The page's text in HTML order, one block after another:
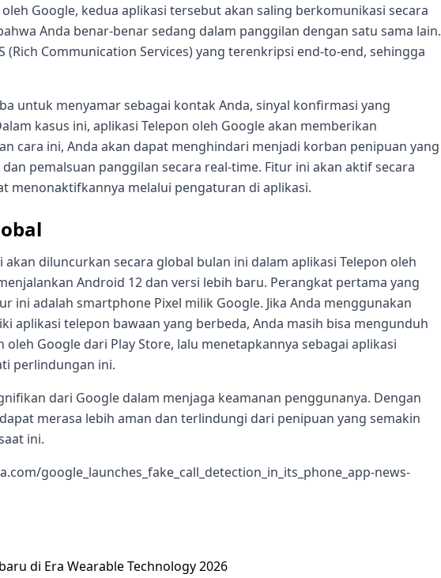
Google, kedua aplikasi tersebut akan saling berkomunikasi secara
Anda benar-benar sedang dalam panggilan dengan satu sama lain.
(Rich Communication Services) yang terenkripsi end-to-end, sehingga
untuk menyamar sebagai kontak Anda, sinyal konfirmasi yang
kasus ini, aplikasi Telepon oleh Google akan memberikan
cara ini, Anda akan dapat menghindari menjadi korban penipuan yang
pemalsuan panggilan secara real-time. Fitur ini akan aktif secara
menonaktifkannya melalui pengaturan di aplikasi.
diluncurkan secara global bulan ini dalam aplikasi Telepon oleh
Android 12 dan versi lebih baru. Perangkat pertama yang
ini adalah smartphone Pixel milik Google. Jika Anda menggunakan
aplikasi telepon bawaan yang berbeda, Anda masih bisa mengunduh
oleh Google dari Play Store, lalu menetapkannya sebagai aplikasi
perlindungan ini.
dari Google dalam menjaga keamanan penggunanya. Dengan
merasa lebih aman dan terlindungi dari penipuan yang semakin
ini.
google_launches_fake_call_detection_in_its_phone_app-news-
di Era Wearable Technology 2026